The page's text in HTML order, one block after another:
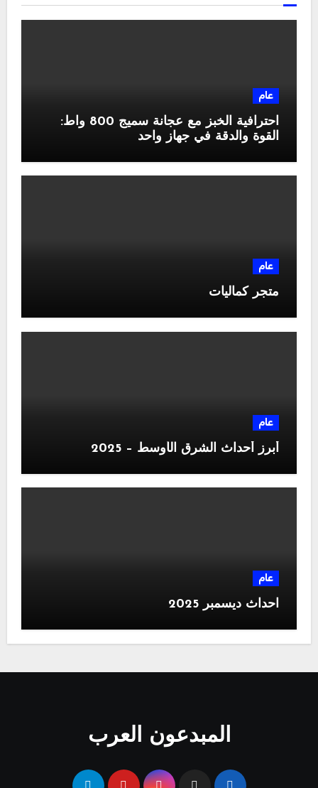
عام
احترافية الخبز مع عجانة سميج 800 واط:
القوة والدقة في جهاز واحد
عام
متجر كماليات
عام
أبرز أحداث الشرق الأوسط – 2025
عام
احداث ديسمبر 2025
المبدعون العرب